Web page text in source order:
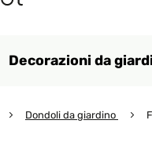
Decorazioni da
Dondoli da giardino